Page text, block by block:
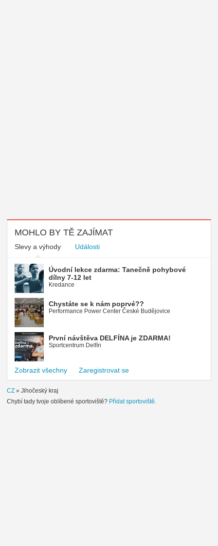
MOHLO BY TĚ ZAJÍMAT
Slevy a výhody Události
Úvodní lekce zdarma: Tanečně pohybové
dílny 7-12 let
Kredance
Chystáte se k nám poprvé??
Performance Power Center České Budějovice
První návštěva DELFÍNA je ZDARMA!
Sportcentrum Delfín
Zobrazit všechny Zaregistrovat se
CZ » Jihočeský kraj
Chybí tady tvoje oblíbené sportoviště? Přidat sportoviště.